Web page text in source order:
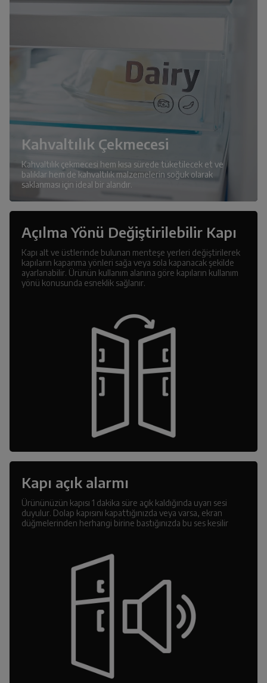
Kahvaltılık Çekmecesi
Kahvaltılık çekmecesi hem kısa sürede tüketilecek et ve
balıklar hem de kahvaltılık malzemelerin soğuk olarak
saklanması için ideal bir alandır.
Açılma Yönü Değiştirilebilir Kapı
Kapı alt ve üstlerinde bulunan menteşe yerleri değiştirilerek
kapıların kapanma yönleri sağa veya sola kapanacak şekilde
ayarlanabilir. Ürünün kullanım alanına göre kapıların kullanım
yönü konusunda esneklik sağlanır.
Kapı açık alarmı
Ürününüzün kapısı 1 dakika süre açık kaldığında uyarı sesi
duyulur. Dolap kapısını kapattığınızda veya varsa, ekran
düğmelerinden herhangi birine bastığınızda bu ses kesilir